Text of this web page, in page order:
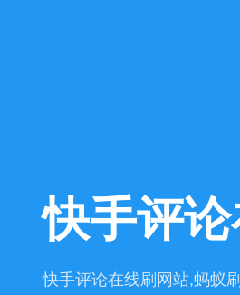
快手评
快手评论在线刷网站,蚂蚁